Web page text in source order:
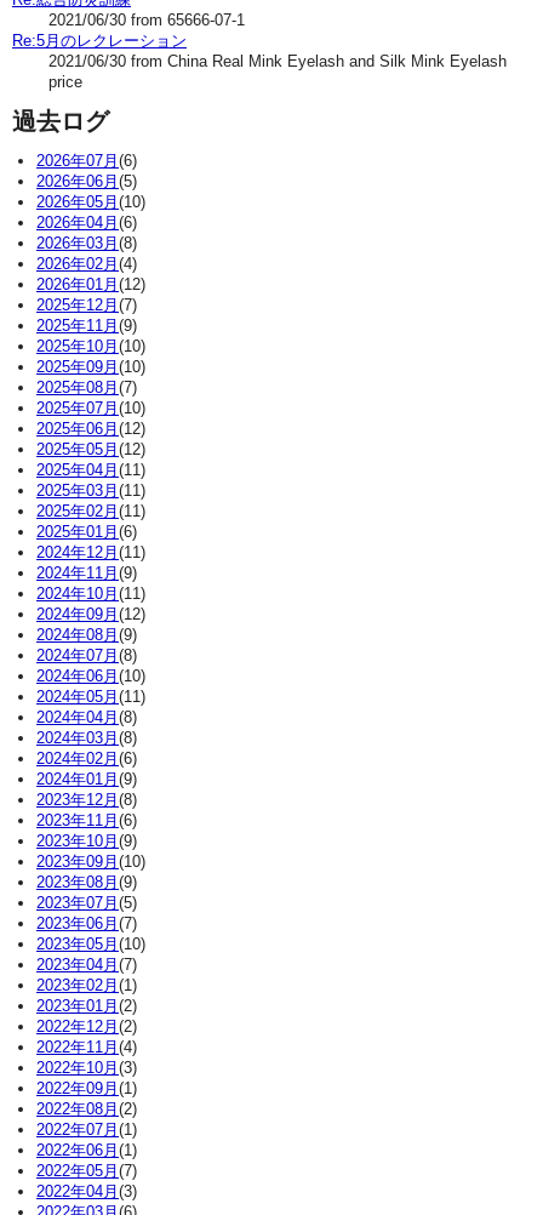
2021/06/30 from 65666-07-1
Re:5月のレクレーション
2021/06/30 from China Real Mink Eyelash and Silk Mink Eyelash
price
過去ログ
2026年07月(6)
2026年06月(5)
2026年05月(10)
2026年04月(6)
2026年03月(8)
2026年02月(4)
2026年01月(12)
2025年12月(7)
2025年11月(9)
2025年10月(10)
2025年09月(10)
2025年08月(7)
2025年07月(10)
2025年06月(12)
2025年05月(12)
2025年04月(11)
2025年03月(11)
2025年02月(11)
2025年01月(6)
2024年12月(11)
2024年11月(9)
2024年10月(11)
2024年09月(12)
2024年08月(9)
2024年07月(8)
2024年06月(10)
2024年05月(11)
2024年04月(8)
2024年03月(8)
2024年02月(6)
2024年01月(9)
2023年12月(8)
2023年11月(6)
2023年10月(9)
2023年09月(10)
2023年08月(9)
2023年07月(5)
2023年06月(7)
2023年05月(10)
2023年04月(7)
2023年02月(1)
2023年01月(2)
2022年12月(2)
2022年11月(4)
2022年10月(3)
2022年09月(1)
2022年08月(2)
2022年07月(1)
2022年06月(1)
2022年05月(7)
2022年04月(3)